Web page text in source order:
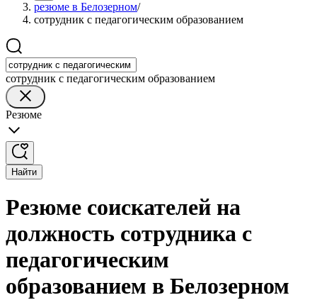
резюме в Белозерном/
сотрудник с педагогическим образованием
сотрудник с педагогическим образованием
Резюме
Найти
Резюме соискателей на
должность сотрудника с
педагогическим
образованием в Белозерном